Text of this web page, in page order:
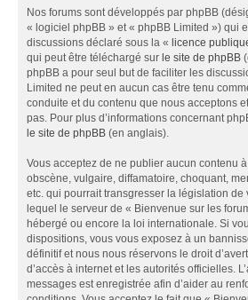
Nos forums sont développés par phpBB
« logiciel phpBB » et « phpBB Limited ») qui
discussions déclaré sous la « licence
qui peut être téléchargé sur le site de phpBB
phpBB a pour seul but de faciliter les
Limited ne peut en aucun cas être tenu
conduite et du contenu que nous acceptons
pas. Pour plus d’informations concernant
le site de phpBB (en anglais).
Vous acceptez de ne publier aucun contenu
obscène, vulgaire, diffamatoire, choquant,
etc. qui pourrait transgresser la législation de
lequel le serveur de « Bienvenue sur les
hébergé ou encore la loi internationale. Si
dispositions, vous vous exposez à un
définitif et nous nous réservons le droit
d’accès à internet et les autorités officielles.
messages est enregistrée afin d’aider au